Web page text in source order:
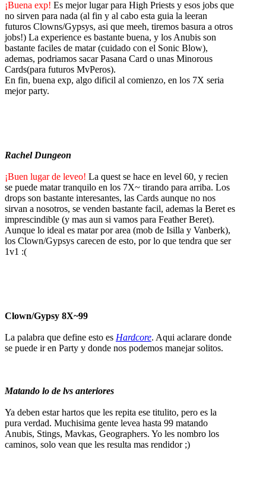
¡Buena exp! Es mejor lugar para High Priests y esos jobs que
no sirven para nada (al fin y al cabo esta guia la leeran
futuros Clowns/Gypsys, asi que meeh, tiremos basura a otros
jobs!) La experience es bastante buena, y los Anubis son
bastante faciles de matar (cuidado con el Sonic Blow),
ademas, podriamos sacar Pasana Card o unas Minorous
Cards(para futuros MvPeros).
En fin, buena exp, algo dificil al comienzo, en los 7X seria
mejor party.
Rachel Dungeon
¡Buen lugar de leveo! La quest se hace en level 60, y recien
se puede matar tranquilo en los 7X~ tirando para arriba. Los
drops son bastante interesantes, las Cards aunque no nos
sirvan a nosotros, se venden bastante facil, ademas la Beret es
imprescindible (y mas aun si vamos para Feather Beret).
Aunque lo ideal es matar por area (mob de Isilla y Vanberk),
los Clown/Gypsys carecen de esto, por lo que tendra que ser
1v1 :(
Clown/Gypsy 8X~99
La palabra que define esto es Hardcore. Aqui aclarare donde
se puede ir en Party y donde nos podemos manejar solitos.
Matando lo de lvs anteriores
Ya deben estar hartos que les repita ese titulito, pero es la
pura verdad. Muchisima gente levea hasta 99 matando
Anubis, Stings, Mavkas, Geographers. Yo les nombro los
caminos, solo vean que les resulta mas rendidor ;)